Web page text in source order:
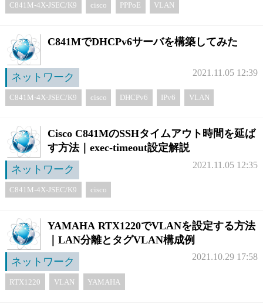
C841M-4X-JSEC/K9 cisco PPPoE VLAN
C841MでDHCPv6サーバを構築してみた
ネットワーク 2021.11.05 12:39
C841M-4X-JSEC/K9 cisco DHCPv6 IPv6 VLAN
Cisco C841MのSSHタイムアウト時間を延ば
す方法｜exec-timeout設定解説
ネットワーク
2021.11.05 12:35
C841M-4X-JSEC/K9 cisco
YAMAHA RTX1220でVLANを設定する方法
｜LAN分離とタグVLAN構成例
ネットワーク
2021.10.29 17:58
RTX1220 VLAN YAMAHA